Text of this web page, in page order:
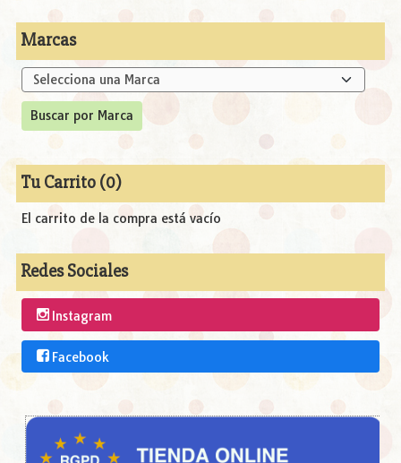
Marcas
Tu Carrito (0)
El carrito de la compra está vacío
Redes Sociales
Instagram
Facebook